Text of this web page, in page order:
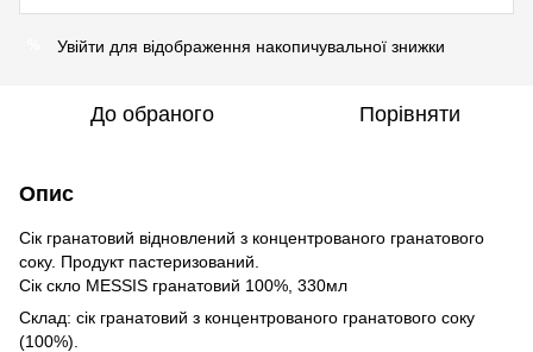
Увійти для відображення накопичувальної знижки
До обраного Порівняти
Опис
Сік гранатовий відновлений з концентрованого гранатового
соку. Продукт пастеризований.
Сік скло MESSIS гранатовий 100%, 330мл
Склад: сік гранатовий з концентрованого гранатового соку
(100%).